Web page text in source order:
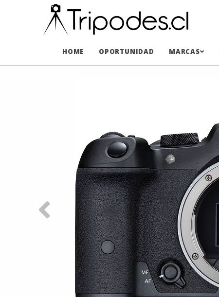
HOME OPORTUNIDAD MARCAS